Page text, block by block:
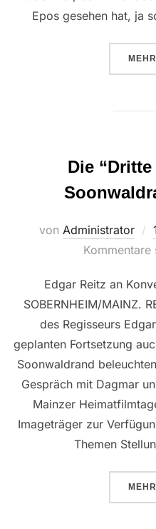
Epos gesehen hat, ja
MEHR
Die
von Administrator
Edgar Reitz an
SOBERNHEIM/MAINZ.
des Regisseurs
geplanten Fortsetzung
Soonwaldrand
Gespräch mit Dagmar
Mainzer
Imageträger zur
Themen
MEHR